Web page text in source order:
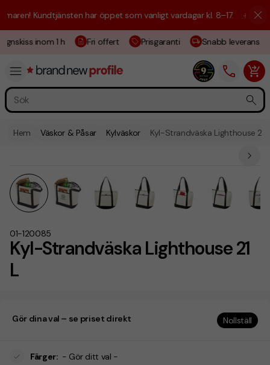
Kundtjänsten har öppet som vanligt vardagar kl. 8–17. ☀️ Vi är här
inom 1 h Fri offert Prisgaranti Snabb leverans
Hem Väskor & Påsar Kylväskor Kyl-Strandväska Lighthouse 21
Kyl-Strandväska Lighthouse 21
L
01-120085
Gör dina val – se priset direkt Nollställ
Färger: - Gör ditt val -